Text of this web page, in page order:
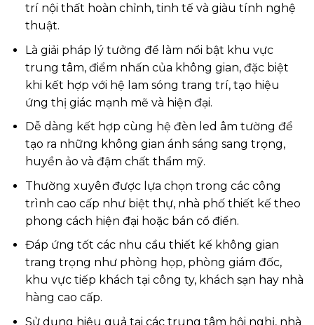
trí nội thất hoàn chỉnh, tinh tế và giàu tính nghệ
thuật.
Là giải pháp lý tưởng để làm nổi bật khu vực
trung tâm, điểm nhấn của không gian, đặc biệt
khi kết hợp với hệ lam sóng trang trí, tạo hiệu
ứng thị giác mạnh mẽ và hiện đại.
Dễ dàng kết hợp cùng hệ đèn led âm tường để
tạo ra những không gian ánh sáng sang trọng,
huyền ảo và đậm chất thẩm mỹ.
Thường xuyên được lựa chọn trong các công
trình cao cấp như biệt thự, nhà phố thiết kế theo
phong cách hiện đại hoặc bán cổ điển.
Đáp ứng tốt các nhu cầu thiết kế không gian
trang trọng như phòng họp, phòng giám đốc,
khu vực tiếp khách tại công ty, khách sạn hay nhà
hàng cao cấp.
Sử dụng hiệu quả tại các trung tâm hội nghị, nhà